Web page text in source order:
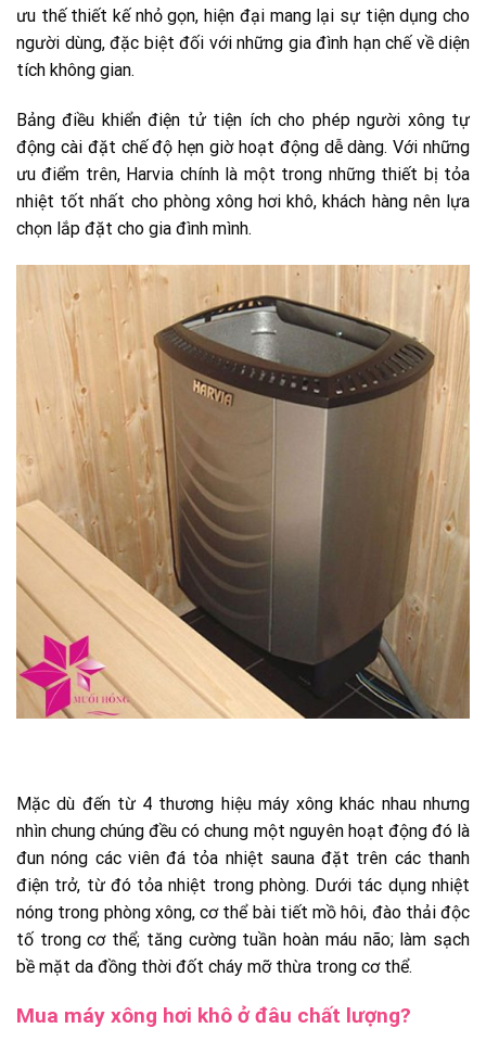
ưu thế thiết kế nhỏ gọn, hiện đại mang lại sự tiện dụng cho
người dùng, đặc biệt đối với những gia đình hạn chế về diện
tích không gian.
Bảng điều khiển điện tử tiện ích cho phép người xông tự
động cài đặt chế độ hẹn giờ hoạt động dễ dàng. Với những
ưu điểm trên, Harvia chính là một trong những thiết bị tỏa
nhiệt tốt nhất cho phòng xông hơi khô, khách hàng nên lựa
chọn lắp đặt cho gia đình mình.
Mặc dù đến từ 4 thương hiệu máy xông khác nhau nhưng
nhìn chung chúng đều có chung một nguyên hoạt động đó là
đun nóng các viên đá tỏa nhiệt sauna đặt trên các thanh
điện trở, từ đó tỏa nhiệt trong phòng. Dưới tác dụng nhiệt
nóng trong phòng xông, cơ thể bài tiết mồ hôi, đào thải độc
tố trong cơ thể; tăng cường tuần hoàn máu não; làm sạch
bề mặt da đồng thời đốt cháy mỡ thừa trong cơ thể.
Mua máy xông hơi khô ở đâu chất lượng?